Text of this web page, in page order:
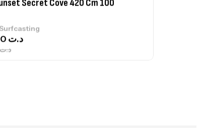
Sunset Massive Attack
250gr 30kg
Jigging
د.ت
د.ت340,000